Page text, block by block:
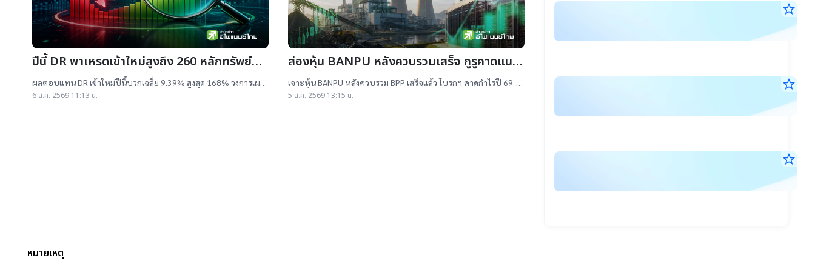
ปีนี้ DR พาเหรดเข้าใหม่สูงถึง 260 หลักทรัพย์
ผลตอบแทนบวกเฉลี่ย 9% สูงสุด 168%
ผลตอบแทน DR เข้าใหม่ปีนี้บวกเฉลี่ย 9.39% สูงสุด 168% วงการเผย
สาเหตุออกใหม่จำนวนมาก เป็นไปตามความต้องการลงทุนหุ้นเทคฯสูง
6 ส.ค. 2569 11:13 น.
ส่องหุ้น BANPU หลังควบรวมเสร็จ กูรูคาดแนว
โน้มธุรกิจแจ่ม แถมยีลด์ปันผลดี เป้าสูงสุด
16.50 บาท
เจาะหุ้น BANPU หลังควบรวม BPP เสร็จแล้ว โบรกฯ คาดกำไรปี 69-
70 โต 19-22% เคาะราคาเป้าหมาย 14.50-16.50 บาท ยีลด์ปันผลดี
5 ส.ค. 2569 13:15 น.
star_border
star_border
star_border
หมายเหตุ